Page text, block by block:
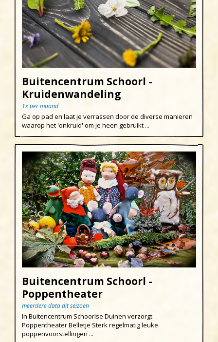
Buitencentrum Schoorl -
Kruidenwandeling
1x per maand
Ga op pad en laat je verrassen door de diverse manieren
waarop het 'onkruid' om je heen gebruikt ...
Buitencentrum Schoorl -
Poppentheater
meerdere data dit seizoen
In Buitencentrum Schoorlse Duinen verzorgt
Poppentheater Belletje Sterk regelmatig leuke
poppenvoorstellingen ...